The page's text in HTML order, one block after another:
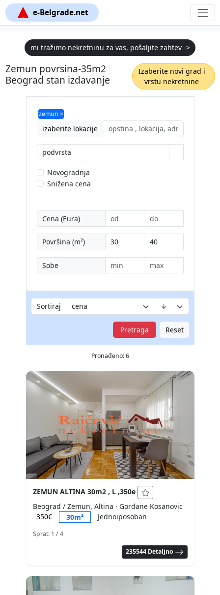
e-Belgrade.net
mi tražimo nekretninu za vas, pošaljite zahtev ->
Zemun povrsina-35m2
Beograd stan izdavanje
Izaberite novi grad i
vrstu nekretnine
zemun ×
izaberite lokacije
podvrsta
Novogradnja
Snižena cena
Cena (Eura)
Površina (m²)
Sobe
Sortiraj
Pretraga Reset
Pronađeno: 6
ZEMUN ALTINA 30m2 , L ,350e
Beograd / Zemun, Altina · Gordane Kosanovic
350€
30m² Jednoiposoban
Sprat: 1 / 4
235544 Detaljno